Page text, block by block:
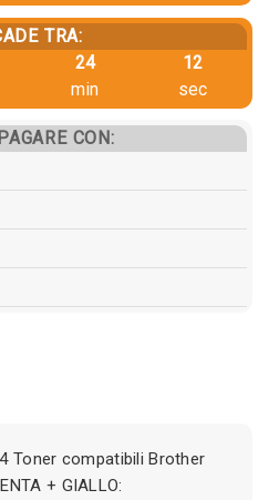
TRA:
24
min
12
sec
CON:
Toner compatibili Brother
+ GIALLO: